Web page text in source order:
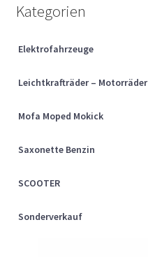
Über uns
Kategorien
Elektrofahrzeuge
Leichtkrafträder – Motorräder
Mofa Moped Mokick
Saxonette Benzin
SCOOTER
Sonderverkauf